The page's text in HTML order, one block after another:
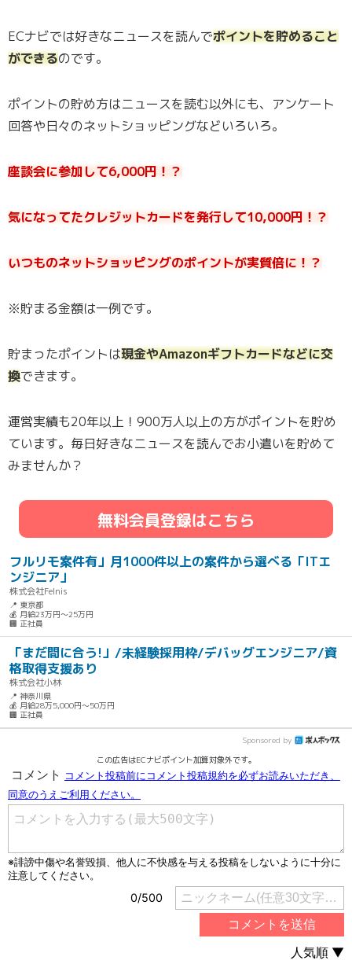
ECナビでは好きなニュースを読んでポイントを貯めること
ができるのです。
ポイントの貯め方はニュースを読む以外にも、アンケート
回答や日々のネットショッピングなどいろいろ。
座談会に参加して6,000円！？
気になってたクレジットカードを発行して10,000円！？
いつものネットショッピングのポイントが実質倍に！？
※貯まる金額は一例です。
貯まったポイントは現金やAmazonギフトカードなどに交
換できます。
運営実績も20年以上！900万人以上の方がポイントを貯め
ています。毎日好きなニュースを読んでお小遣いを貯めて
みませんか？
無料会員登録はこちら
フルリモ案件有」月1000件以上の案件から選べる「ITエ
ンジニア」
株式会社Felnis
📍 東京都
💰 月給23万円～25万円
🏢 正社員
「まだ間に合う!」/未経験採用枠/デバッグエンジニア/資
格取得支援あり
株式会社小林
📍 神奈川県
💰 月給28万5,000円～50万円
🏢 正社員
Sponsored by
この広告はECナビポイント加算対象外です。